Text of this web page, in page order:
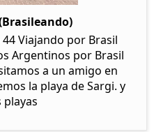
Viajando por Brasil
Argentinos por Brasil
a un amigo en
la playa de Sargi. y
playas